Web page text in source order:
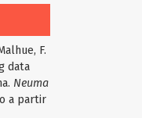
F.
data
Neuma
a partir